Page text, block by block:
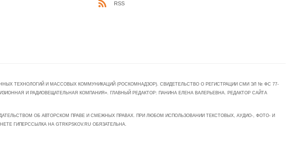
RSS
ТЕХНОЛОГИЙ И МАССОВЫХ КОММУНИКАЦИЙ (РОСКОМНАДЗОР). СВИДЕТЕЛЬСТВО О РЕГИСТРАЦИИ СМИ ЭЛ № ФС 77-
И РАДИОВЕЩАТЕЛЬНАЯ КОМПАНИЯ». ГЛАВНЫЙ РЕДАКТОР: ПАНИНА ЕЛЕНА ВАЛЕРЬЕВНА. РЕДАКТОР САЙТА
ОБ АВТОРСКОМ ПРАВЕ И СМЕЖНЫХ ПРАВАХ. ПРИ ЛЮБОМ ИСПОЛЬЗОВАНИИ ТЕКСТОВЫХ, АУДИО-, ФОТО- И
ГИПЕРССЫЛКА НА GTRKPSKOV.RU ОБЯЗАТЕЛЬНА.